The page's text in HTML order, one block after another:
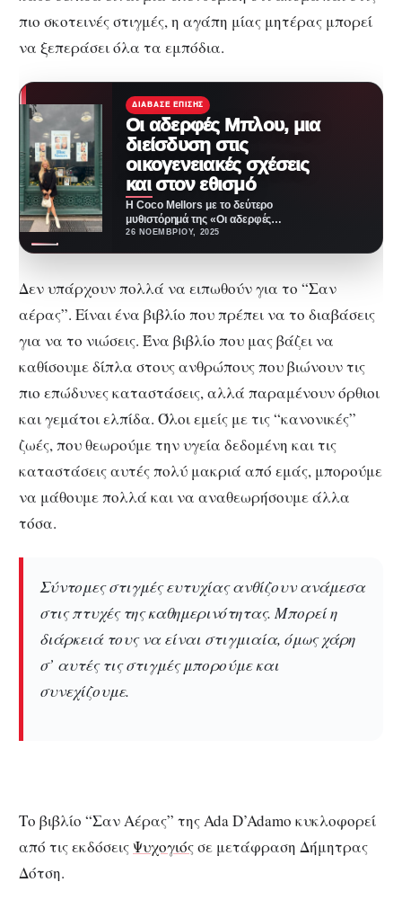
πιο σκοτεινές στιγμές, η αγάπη μίας μητέρας μπορεί
να ξεπεράσει όλα τα εμπόδια.
ΔΙΆΒΑΣΕ ΕΠΊΣΗΣ
Οι αδερφές Μπλου, μια
διείσδυση στις
οικογενειακές σχέσεις
και στον εθισμό
Η Coco Mellors με το δεύτερο
μυθιστόρημά της «Οι αδερφές
Μπλου» δημιουργεί έναν κόσμο
26 ΝΟΕΜΒΡΊΟΥ, 2025
Δεν υπάρχουν πολλά να ειπωθούν για το “Σαν
αέρας”. Είναι ένα βιβλίο που πρέπει να το διαβάσεις
για να το νιώσεις. Ένα βιβλίο που μας βάζει να
καθίσουμε δίπλα στους ανθρώπους που βιώνουν τις
πιο επώδυνες καταστάσεις, αλλά παραμένουν όρθιοι
και γεμάτοι ελπίδα. Όλοι εμείς με τις “κανονικές”
ζωές, που θεωρούμε την υγεία δεδομένη και τις
καταστάσεις αυτές πολύ μακριά από εμάς, μπορούμε
να μάθουμε πολλά και να αναθεωρήσουμε άλλα
τόσα.
Σύντομες στιγμές ευτυχίας ανθίζουν ανάμεσα
στις πτυχές της καθημερινότητας. Μπορεί η
διάρκειά τους να είναι στιγμιαία, όμως χάρη
σ’ αυτές τις στιγμές μπορούμε και
συνεχίζουμε.
Το βιβλίο “Σαν Αέρας” της Ada D’Adamo κυκλοφορεί
από τις εκδόσειςΨυχογιόςσε μετάφραση Δήμητρας
Δότση.